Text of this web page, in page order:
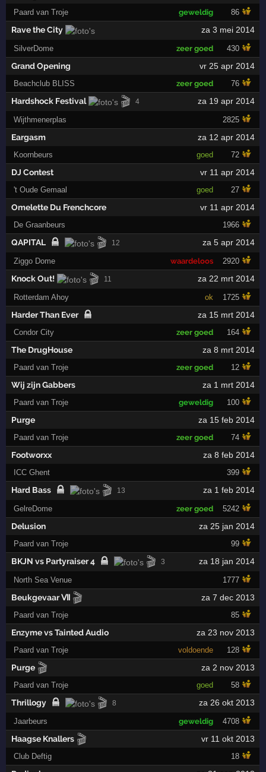
Paard van Troje geweldig 86
Rave the City za 3 mei 2014
SilverDome zeer goed 430
Grand Opening vr 25 apr 2014
Beachclub BLISS zeer goed 76
Hardshock Festival 🎬 4 za 19 apr 2014
Wijthmenerplas 2825
Eargasm za 12 apr 2014
Koornbeurs goed 72
DJ Contest vr 11 apr 2014
't Oude Gemaal goed 27
Omelette Du Frenchcore vr 11 apr 2014
De Graanbeurs 1966
QAPITAL 🎬 12 za 5 apr 2014
Ziggo Dome waardeloos 2920
Knock Out! 🎬 11 za 22 mrt 2014
Rotterdam Ahoy ok 1725
Harder Than Ever za 15 mrt 2014
Condor City zeer goed 164
The DrugHouse za 8 mrt 2014
Paard van Troje zeer goed 12
Wij zijn Gabbers za 1 mrt 2014
Paard van Troje geweldig 100
Purge za 15 feb 2014
Paard van Troje zeer goed 74
Footworxx za 8 feb 2014
ICC Ghent 399
Hard Bass 🎬 13 za 1 feb 2014
GelreDome zeer goed 5242
Delusion za 25 jan 2014
Paard van Troje 99
BKJN vs Partyraiser 4 🎬 3 za 18 jan 2014
North Sea Venue 1777
Beukgevaar Ⅶ 🎬 za 7 dec 2013
Paard van Troje 85
Enzyme vs Tainted Audio za 23 nov 2013
Paard van Troje voldoende 128
Purge 🎬 za 2 nov 2013
Paard van Troje goed 58
Thrillogy 🎬 8 za 26 okt 2013
Jaarbeurs geweldig 4708
Haagse Knallers 🎬 vr 11 okt 2013
Club Deftig 18